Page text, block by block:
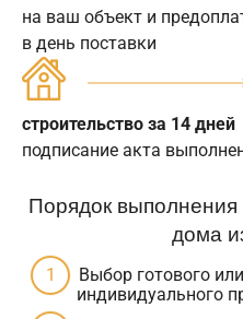
на ваш объект и
в день поставки
строительство за 14 дней
подписание акта
Порядок
дома
Выбор готового
индивидуального